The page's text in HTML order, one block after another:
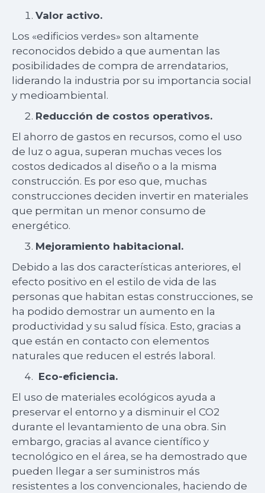
Valor activo.
Los «edificios verdes» son altamente
reconocidos debido a que aumentan las
posibilidades de compra de arrendatarios,
liderando la industria por su importancia social
y medioambiental.
Reducción de costos operativos.
El ahorro de gastos en recursos, como el uso
de luz o agua, superan muchas veces los
costos dedicados al diseño o a la misma
construcción. Es por eso que, muchas
construcciones deciden invertir en materiales
que permitan un menor consumo de
energético.
Mejoramiento habitacional.
Debido a las dos características anteriores, el
efecto positivo en el estilo de vida de las
personas que habitan estas construcciones, se
ha podido demostrar un aumento en la
productividad y su salud física. Esto, gracias a
que están en contacto con elementos
naturales que reducen el estrés laboral.
Eco-eficiencia.
El uso de materiales ecológicos ayuda a
preservar el entorno y a disminuir el CO2
durante el levantamiento de una obra. Sin
embargo, gracias al avance científico y
tecnológico en el área, se ha demostrado que
pueden llegar a ser suministros más
resistentes a los convencionales, haciendo de